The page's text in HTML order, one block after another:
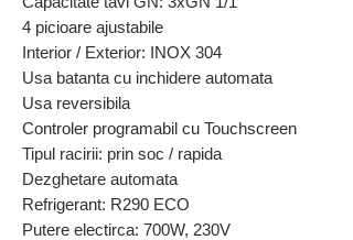
4 picioare ajustabile
Interior / Exterior: INOX 304
Usa batanta cu inchidere automata
Usa reversibila
Controler programabil cu Touchscreen
Tipul racirii: prin soc / rapida
Dezghetare automata
Refrigerant: R290 ECO
Putere electirca: 700W, 230V